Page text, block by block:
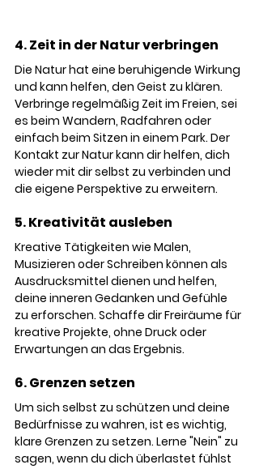
4. Zeit in der Natur verbringen
Die Natur hat eine beruhigende Wirkung
und kann helfen, den Geist zu klären.
Verbringe regelmäßig Zeit im Freien, sei
es beim Wandern, Radfahren oder
einfach beim Sitzen in einem Park. Der
Kontakt zur Natur kann dir helfen, dich
wieder mit dir selbst zu verbinden und
die eigene Perspektive zu erweitern.
5. Kreativität ausleben
Kreative Tätigkeiten wie Malen,
Musizieren oder Schreiben können als
Ausdrucksmittel dienen und helfen,
deine inneren Gedanken und Gefühle
zu erforschen. Schaffe dir Freiräume für
kreative Projekte, ohne Druck oder
Erwartungen an das Ergebnis.
6. Grenzen setzen
Um sich selbst zu schützen und deine
Bedürfnisse zu wahren, ist es wichtig,
klare Grenzen zu setzen. Lerne "Nein" zu
sagen, wenn du dich überlastet fühlst